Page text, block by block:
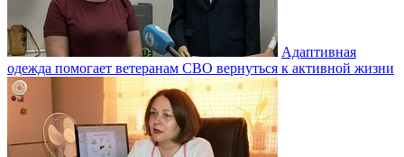
Адаптивная
одежда помогает ветеранам СВО вернуться к активной жизни